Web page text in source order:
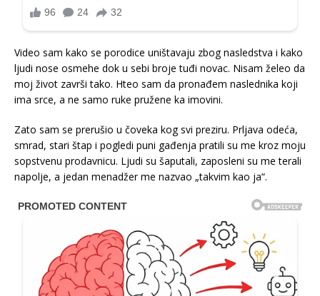
Video sam kako se porodice uništavaju zbog nasledstva i kako
ljudi nose osmehe dok u sebi broje tuđi novac. Nisam želeo da
moj život završi tako. Hteo sam da pronađem naslednika koji
ima srce, a ne samo ruke pružene ka imovini.
Zato sam se prerušio u čoveka kog svi preziru. Prljava odeća,
smrad, stari štap i pogledi puni gađenja pratili su me kroz moju
sopstvenu prodavnicu. Ljudi su šaputali, zaposleni su me terali
napolje, a jedan menadžer me nazvao „takvim kao ja“.